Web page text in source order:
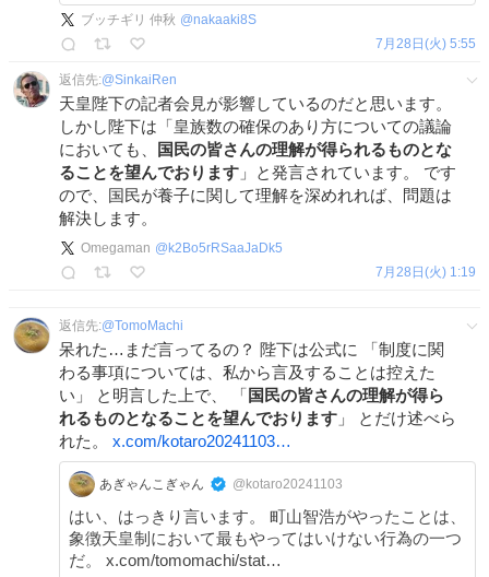
ブッチギリ 仲秋 @nakaaki8S
7月28日(火) 5:55
返信先:@SinkaiRen
天皇陛下の記者会見が影響しているのだと思います。
しかし陛下は「皇族数の確保のあり方についての議論
においても、
国民の皆さんの理解が得られるものとな
ることを望んでおります 」と発言されています。 です
ので、国民が養子に関して理解を深めれれば、問題は
解決します。
Omegaman @ k2Bo5rRSaaJaDk5
7月28日(火) 1:19
返信先:@TomoMachi
呆れた…まだ言ってるの？ 陛下は公式に 「制度に関
わる事項については、私から言及することは控えた
い」 と明言した上で、 「国民の皆さんの理解が得ら
れるものとなることを望んでおります 」 とだけ述べら
れた。 x.com/kotaro20241103…
あぎゃんこぎゃん @kotaro20241103
はい、はっきり言います。 町山智浩がやったことは、
象徴天皇制において最もやってはいけない行為の一つ
だ。 x.com/tomomachi/stat…